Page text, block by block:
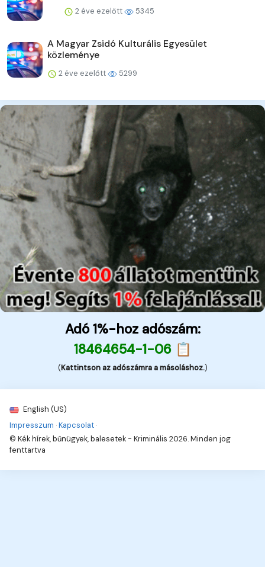
2 éve ezelőtt 5345
A Magyar Zsidó Kulturális Egyesület
közleménye
2 éve ezelőtt 5299
Adó 1%-hoz adószám:
18464654-1-06 📋
(Kattintson az adószámra a másoláshoz.)
English (US)
Impresszum ·Kapcsolat ·
© Kék hírek, bűnügyek, balesetek - Kriminális 2026. Minden jog
fenttartva